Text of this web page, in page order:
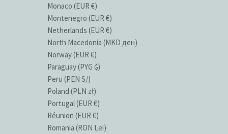
Monaco (EUR €)
Montenegro (EUR €)
Netherlands (EUR €)
North Macedonia (MKD ден)
Norway (EUR €)
Paraguay (PYG ₲)
Peru (PEN S/)
Poland (PLN zł)
Portugal (EUR €)
Réunion (EUR €)
Romania (RON Lei)